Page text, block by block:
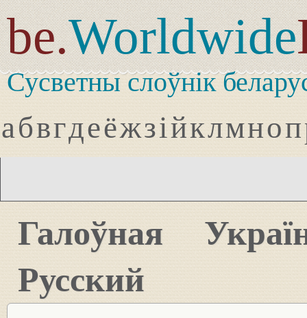
be.Worldwide
Сусветны слоўнік
абвгдеёжзійклмноп
Галоўная
Русский